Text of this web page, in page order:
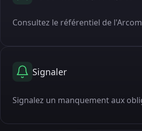
Consultez le référentiel de
Signaler
Signalez un manquement aux